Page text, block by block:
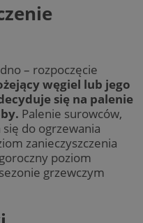
– rozpoczęcie
węgiel lub jego
się na palenie
Palenie surowców,
do ogrzewania
zanieczyszczenia
poziom
grzewczym